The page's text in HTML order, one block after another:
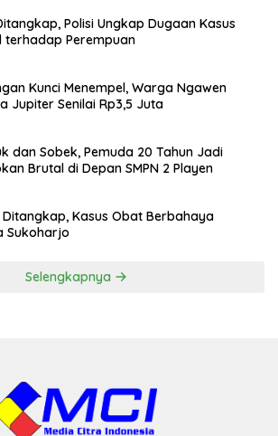
Polisi Ungkap Dugaan Kasus
terhadap Perempuan
Kunci Menempel, Warga Ngawen
Jupiter Senilai Rp3,5 Juta
dan Sobek, Pemuda 20 Tahun Jadi
Brutal di Depan SMPN 2 Playen
Kasus Obat Berbahaya
Sukoharjo
Selengkapnya